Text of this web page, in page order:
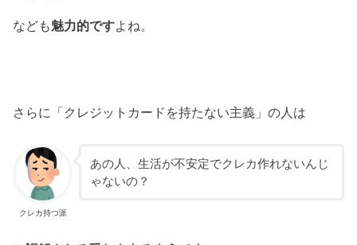
なども魅力的ですよね。
さらに「クレジットカードを持たない主義」の人は
クレカ持つ派
あの人、生活が不安定でクレカ作れないんじ
ゃないの？